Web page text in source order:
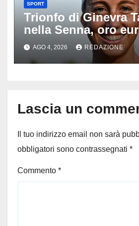
SPORT
Trionfo di Ginevra
nella Senna, oro
stoccata sul fiume
‘Era bella zozza’
AGO 4, 2026 REDAZIONE
Lascia un
Il tuo indirizzo email non sarà
obbligatori sono contrassegnati *
Commento *